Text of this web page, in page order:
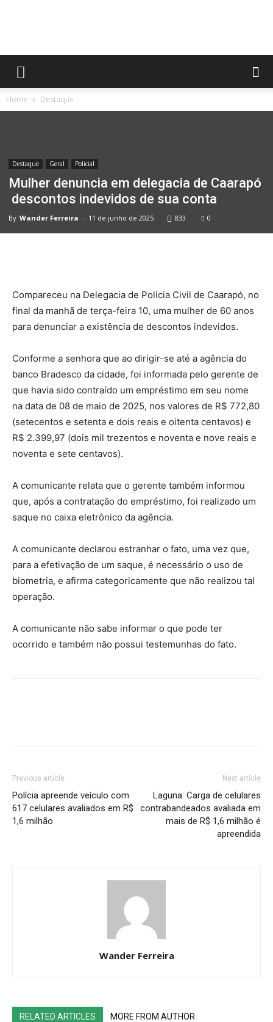
No
Olhar
Home Destaque
Destaque Geral Policial
Mulher denuncia em delegacia de Caarapó
descontos indevidos de sua conta
By Wander Ferreira - 11 de junho de 2025 833 0
Compareceu na Delegacia de Policia Civil de Caarapó, no
final da manhã de terça-feira 10, uma mulher de 60 anos
para denunciar a existência de descontos indevidos.
Conforme a senhora que ao dirigir-se até a agência do
banco Bradesco da cidade, foi informada pelo gerente de
que havia sido contraído um empréstimo em seu nome
na data de 08 de maio de 2025, nos valores de R$ 772,80
(setecentos e setenta e dois reais e oitenta centavos) e
R$ 2.399,97 (dois mil trezentos e noventa e nove reais e
noventa e sete centavos).
A comunicante relata que o gerente também informou
que, após a contratação do empréstimo, foi realizado um
saque no caixa eletrônico da agência.
A comunicante declarou estranhar o fato, uma vez que,
para a efetivação de um saque, é necessário o uso de
biometria, e afirma categoricamente que não realizou tal
operação.
A comunicante não sabe informar o que pode ter
ocorrido e também não possui testemunhas do fato.
Previous article
Polícia apreende veículo com
617 celulares avaliados em R$
1,6 milhão
Next article
Laguna: Carga de celulares
contrabandeados avaliada em
mais de R$ 1,6 milhão é
apreendida
Wander Ferreira
RELATED ARTICLES MORE FROM AUTHOR